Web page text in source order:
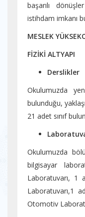
başarılı
istihdam imkanı
MESLEK
FİZİKİ ALTYAPI
Derslikler
Okulumuzda
bulunduğu,
21 adet sınıf
Okulumuzda
bilgisayar
Laboratuvarı, 1
Laboratuvarı,1
Otomotiv